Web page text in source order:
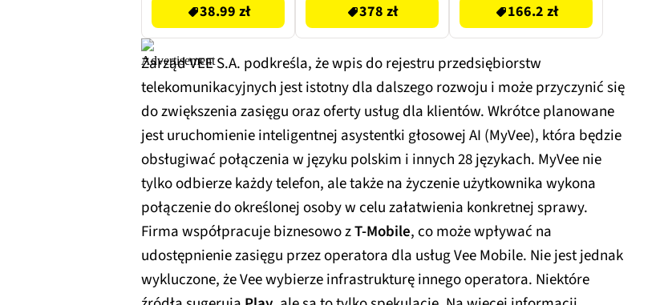
38.99 zł 378 zł 166.2 zł
Zarząd VEE S.A. podkreśla, że wpis do rejestru przedsiębiorstw
telekomunikacyjnych jest istotny dla dalszego rozwoju i może przyczynić się
do zwiększenia zasięgu oraz oferty usług dla klientów. Wkrótce planowane
jest uruchomienie inteligentnej asystentki głosowej AI (MyVee), która będzie
obsługiwać połączenia w języku polskim i innych 28 językach. MyVee nie
tylko odbierze każdy telefon, ale także na życzenie użytkownika wykona
połączenie do określonej osoby w celu załatwienia konkretnej sprawy.
Firma współpracuje biznesowo zT-Mobile, co może wpływać na
udostępnienie zasięgu przez operatora dla usług Vee Mobile. Nie jest jednak
wykluczone, że Vee wybierze infrastrukturę innego operatora. Niektóre